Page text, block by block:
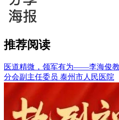
推荐阅读
医道精微，领军有为——李海俊
分会副主任委员 泰州市人民医院